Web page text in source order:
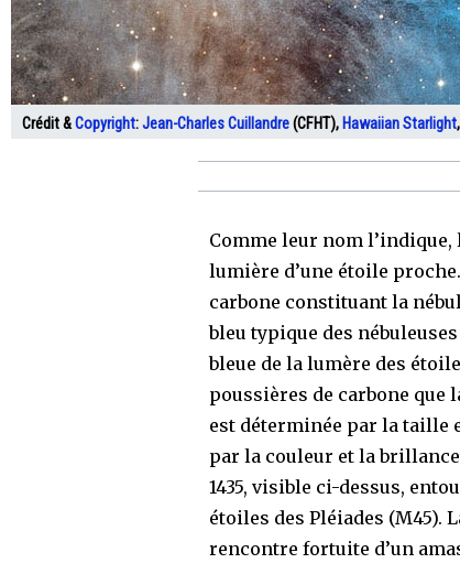
Crédit &Copyright:Jean-Charles Cuillandre(CFHT), Hawaiian Starlight,
Comme leur nom
lumière d’une étoile
carbone constituant la
bleu typique des
bleue de la lumère des
poussières de carbone que
est déterminée par la taille
par la couleur et la
1435, visible ci-dessus,
étoiles des Pléiades (M45).
rencontre fortuite d’un